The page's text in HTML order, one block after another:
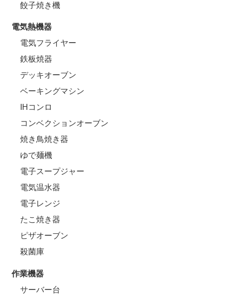
餃子焼き機
電気熱機器
電気フライヤー
鉄板焼器
デッキオーブン
ベーキングマシン
IHコンロ
コンベクションオーブン
焼き鳥焼き器
ゆで麺機
電子スープジャー
電気温水器
電子レンジ
たこ焼き器
ピザオーブン
殺菌庫
作業機器
サーバー台